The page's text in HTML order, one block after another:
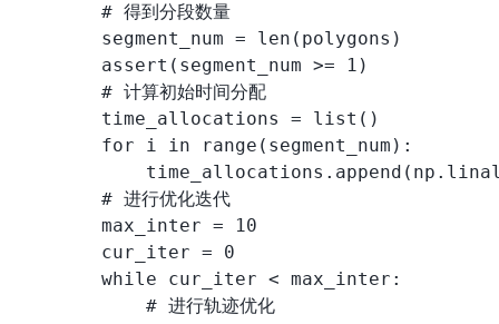
        # 得到分段数量
        segment_num = len(polygons)
        assert(segment_num >= 1)
        # 计算初始时间分配
        time_allocations = list()
        for i in range(segment_num):
        # 进行优化迭代
        max_inter = 10
        cur_iter = 0
        while cur_iter < max_inter:
            # 进行轨迹优化